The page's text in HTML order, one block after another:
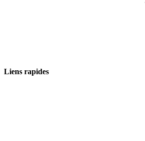
Liens rapides